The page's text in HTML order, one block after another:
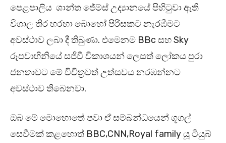
පෙළපාලිය ශාන්ත ජේම්ස් උද්‍යානයේ පිහිටුවා ඇති
විශාල තිර හරහා බොහෝ පිරිසකට නැරඹීමට
අවස්ථාව ලබා දී තිබුණා. එමෙනම BBc සහ Sky
රූපවාහිනියේ සජීවී විකාශයන් ලෙසත් ලෝකය පුරා
ජනතාවට මේ විචිත්‍රවත් උත්සවය නරඹන්නට
අවස්ථාව තිබෙනවා.
ඔබ මේ මොහොතේ පවා ඒ සම්බන්ධයෙන් ගූගල්
සෙවීමක් කළහොත් BBC,CNN,Royal family යූ ටියුබ්